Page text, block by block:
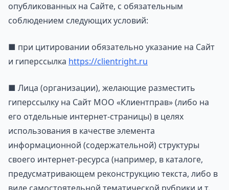
опубликованных на Сайте, с обязательным
соблюдением следующих условий:
■ при цитировании обязательно указание на Сайт
и гиперссылка https://clientright.ru
■ Лица (организации), желающие разместить
гиперссылку на Сайт МОО «Клиентправ» (либо на
его отдельные интернет-страницы) в целях
использования в качестве элемента
информационной (содержательной) структуры
своего интернет-ресурса (например, в каталоге,
предусматривающем реконструкцию текста, либо в